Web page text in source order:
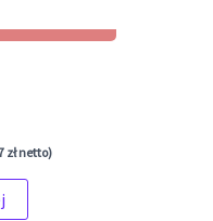
złnetto)